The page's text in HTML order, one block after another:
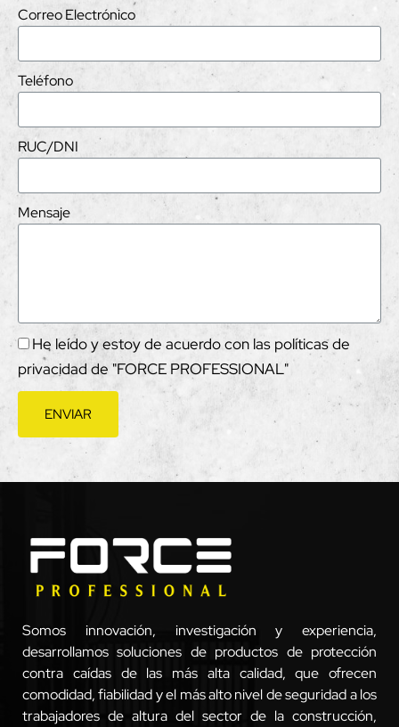
Correo Electrónico
Teléfono
RUC/DNI
Mensaje
He leído y estoy de acuerdo con las políticas de
privacidad de "FORCE PROFESSIONAL"
ENVIAR
Somos innovación, investigación y experiencia,
desarrollamos soluciones de productos de protección
contra caídas de las más alta calidad, que ofrecen
comodidad, fiabilidad y el más alto nivel de seguridad a los
trabajadores de altura del sector de la construcción,